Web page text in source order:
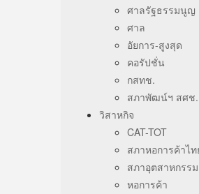
ศาลรัฐธรรมนูญ
ศาล
อัยการ-สูงสุด
คอรัปชั่น
กสทช.
สภาพัฒน์ฯ สศช.
วิสาหกิจ
CAT-TOT
สภาหอการค้าไท
สภาอุตสาหกรรม
หอการค้า